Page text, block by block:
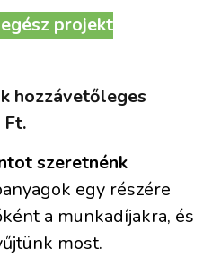
projekt
hozzávetőleges
szeretnénk
egy részére
a munkadíjakra, és
most.